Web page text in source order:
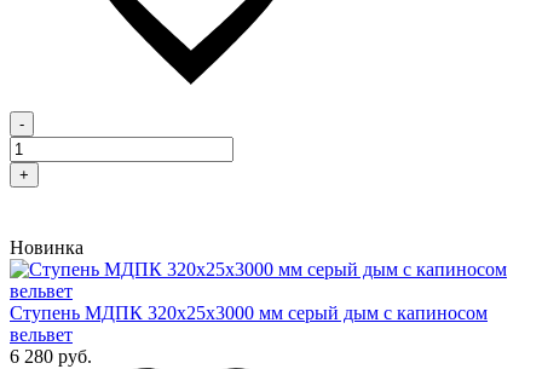
-
+
Новинка
Cтупень МДПК 320х25х3000 мм серый дым с капиносом
вельвет
6 280 руб.